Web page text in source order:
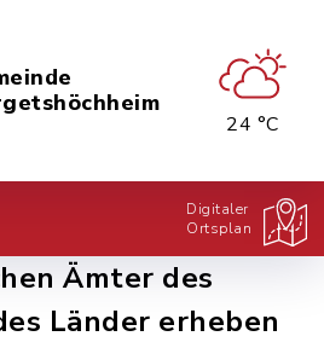
24 °C
Digitaler
Ortsplan
Ämter des
Länder erheben